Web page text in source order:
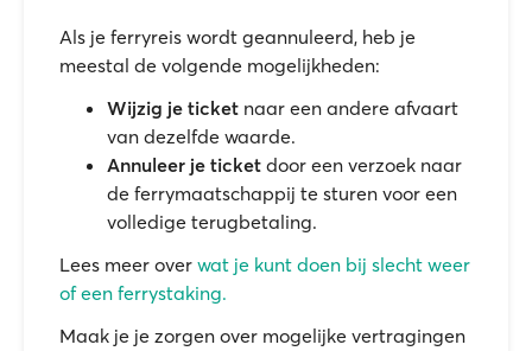
Als je ferryreis wordt geannuleerd, heb je
meestal de volgende mogelijkheden:
Wijzig je ticket naar een andere afvaart
van dezelfde waarde.
Annuleer je ticket door een verzoek naar
de ferrymaatschappij te sturen voor een
volledige terugbetaling.
Lees meer over wat je kunt doen bij slecht weer
of een ferrystaking.
Maak je je zorgen over mogelijke vertragingen